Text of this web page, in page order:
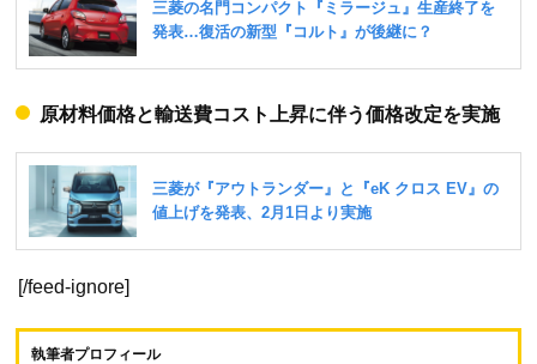
原材料価格と輸送費コスト上昇に伴う価格改定を実施
[/feed-ignore]
執筆者プロフィール